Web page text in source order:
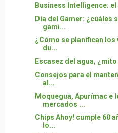
Business Intelligence:
Día del Gamer: ¿cuáles
gami...
¿Cómo se planifican
du...
Escasez del agua,
Consejos para el
al...
Moquegua, Apurímac e
mercados ...
Chips Ahoy! cumple 60
lo...